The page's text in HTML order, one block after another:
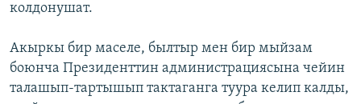
колдонушат.
Акыркы бир маселе, былтыр мен бир мыйзам
боюнча Президенттин администрациясына чейин
талашып-тартышып тактаганга туура келип калды,